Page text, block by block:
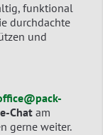
funktional
durchdachte
und
Chatam
gerne weiter.